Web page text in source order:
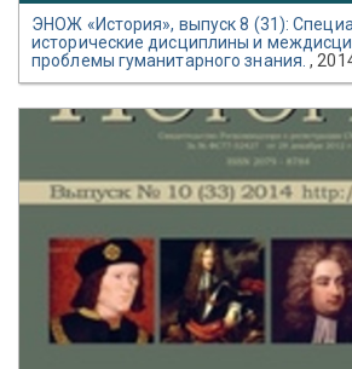
ЭНОЖ «История», выпуск 8 (31):
исторические дисциплины и
проблемы гуманитарного знания.,